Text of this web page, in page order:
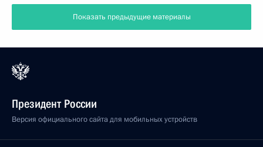
Показать предыдущие материалы
Президент России
Версия официального сайта для мобильных устройств